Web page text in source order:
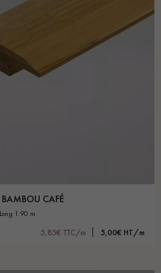
CAFÉ
long 1.90 m
5,85€ TTC/m 5,00€ HT/m